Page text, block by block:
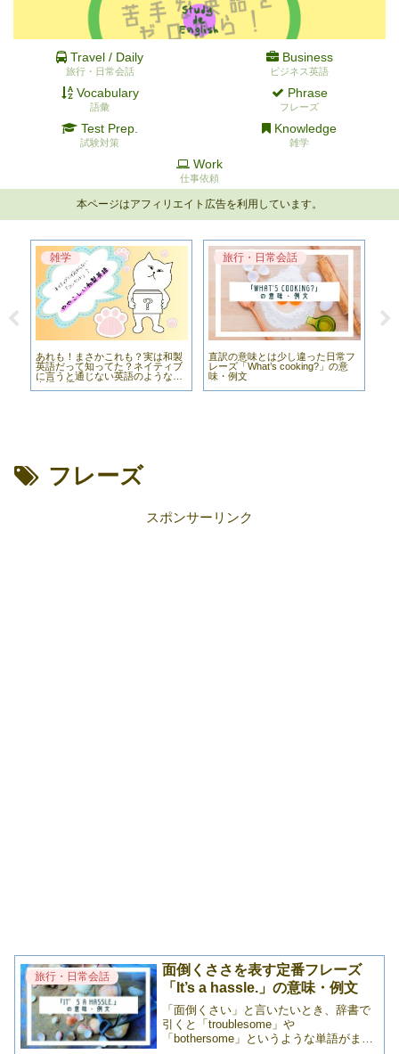
Travel / Daily
旅行・日常会話
Business
ビジネス英語
Vocabulary
語彙
Phrase
フレーズ
Test Prep.
試験対策
Knowledge
雑学
Work
仕事依頼
本ページはアフィリエイト広告を利用しています。
雑学
あれも！まさかこれも？実は和製
英語だって知ってた？ネイティブ
に言うと通じない英語のような日
本語14選
旅行・日常会話
直訳の意味とは少し違った日常フ
レーズ「What’s cooking?」の意
味・例文
フレーズ
スポンサーリンク
旅行・日常会話
面倒くささを表す定番フレーズ
「It’s a hassle.」の意味・例文
「面倒くさい」と言いたいとき、辞書で
引くと「troublesome」や
「bothersome」というような単語がまず